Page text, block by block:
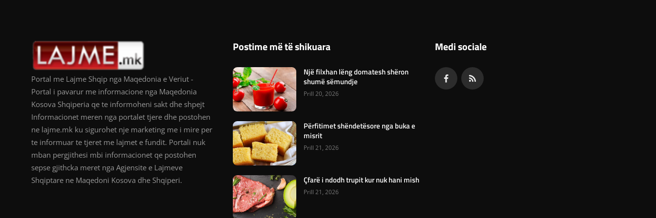
Portal me Lajme Shqip nga Maqedonia e Veriut -
Portal i pavarur me informacione nga Maqedonia
Kosova Shqiperia qe te informoheni sakt dhe shpejt
Informacionet meren nga portalet tjere dhe postohen
ne lajme.mk ku sigurohet nje marketing me i mire per
te informuar te tjeret me lajmet e fundit. Portali nuk
mban pergjithesi mbi informacionet qe postohen
sepse gjithcka meret nga Agjensite e Lajmeve
Shqiptare ne Maqedoni Kosova dhe Shqiperi.
Postime më të shikuara
Një filxhan lëng domatesh shëron
shumë sëmundje
Prill 20, 2026
Përfitimet shëndetësore nga buka e
misrit
Prill 21, 2026
Çfarë i ndodh trupit kur nuk hani mish
Prill 21, 2026
Medi sociale